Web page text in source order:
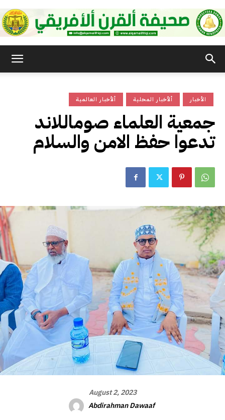
القرن
الأفريقي
ألأخبار العالمية ألأخبار المحلية الأخبار
جمعية العلماء صوماللاند
تدعوا حفظ الامن والسلام
August 2, 2023
Abdirahman Dawaaf